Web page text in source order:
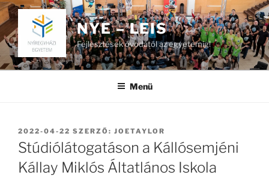
Tartalomhoz
NYE – LEIS
Fejlesztések óvodától az egyetemig!
Menü
BEKÜLDVE:
2022-04-22 SZERZŐ: JOETAYLOR
Stúdiólátogatáson a Kállósemjéni
Kállay Miklós Áltatlános Iskola